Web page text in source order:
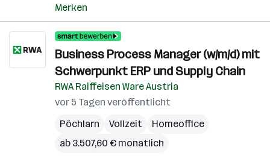
Merken
Business Process Manager (w/m/d) mit
Schwerpunkt ERP und Supply Chain
RWA Raiffeisen Ware Austria
vor 5 Tagen veröffentlicht
Pöchlarn
Vollzeit
Homeoffice
ab 3.507,60 € monatlich